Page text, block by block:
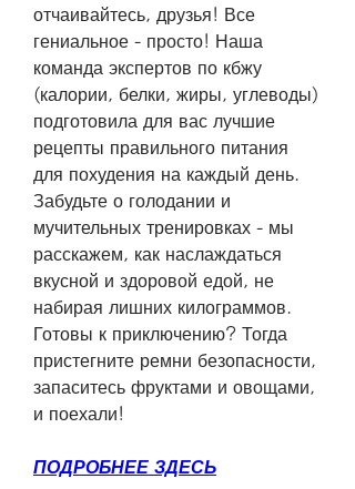
отчаивайтесь, друзья! Все
гениальное - просто! Наша
команда экспертов по кбжу
(калории, белки, жиры, углеводы)
подготовила для вас лучшие
рецепты правильного питания
для похудения на каждый день.
Забудьте о голодании и
мучительных тренировках - мы
расскажем, как наслаждаться
вкусной и здоровой едой, не
набирая лишних килограммов.
Готовы к приключению? Тогда
пристегните ремни безопасности,
запаситесь фруктами и овощами,
и поехали!
ПОДРОБНЕЕ ЗДЕСЬ